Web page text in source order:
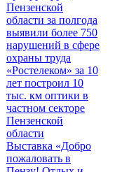
Пензенской
области за полгода
выявили более 750
нарушений в сфере
охраны труда
«Ростелеком» за 10
лет построил 10
тыс. км оптики в
частном секторе
Пензенской
области
Выставка «Добро
пожаловать в